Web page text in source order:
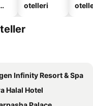
otelleri
Infinity Resort & Spa
Halal Hotel